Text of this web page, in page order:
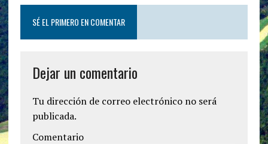
SÉ EL PRIMERO EN COMENTAR
Dejar un comentario
Tu dirección de correo electrónico no será
publicada.
Comentario